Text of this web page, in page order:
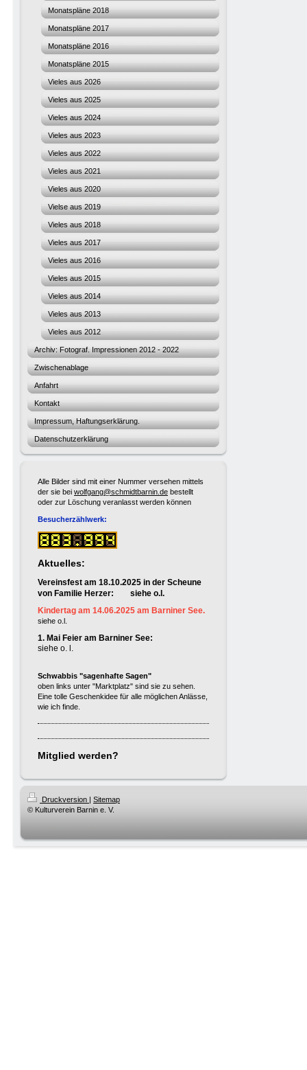
Monatspläne 2018
Monatspläne 2017
Monatspläne 2016
Monatspläne 2015
Vieles aus 2026
Vieles aus 2025
Vieles aus 2024
Vieles aus 2023
Vieles aus 2022
Vieles aus 2021
Vieles aus 2020
Vielse aus 2019
Vieles aus 2018
Vieles aus 2017
Vieles aus 2016
Vieles aus 2015
Vieles aus 2014
Vieles aus 2013
Vieles aus 2012
Archiv: Fotograf. Impressionen 2012 - 2022
Zwischenablage
Anfahrt
Kontakt
Impressum, Haftungserklärung.
Datenschutzerklärung
Alle Bilder sind mit einer Nummer versehen mittels
der sie bei wolfgang@schmidtbarnin.de bestellt
oder zur Löschung veranlasst werden können
Besucherzählwerk:
Aktuelles:
Vereinsfest am 18.10.2025 in der Scheune
von Familie Herzer: siehe o.l.
Kindertag am 14.06.2025 am Barniner See.
siehe o.l.
1. Mai Feier am Barniner See:
siehe o. l.
Schwabbis "sagenhafte Sagen"
oben links unter "Marktplatz" sind sie zu sehen.
Eine tolle Geschenkidee für alle möglichen Anlässe,
wie ich finde.
Mitglied werden?
Druckversion | Sitemap
© Kulturverein Barnin e. V.